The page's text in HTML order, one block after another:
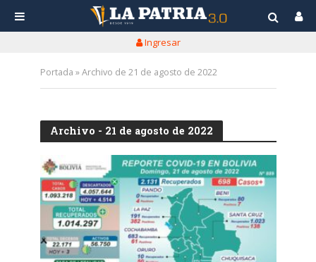
Ingresar
Portada »Archivo de 21 de agosto de 2022
Archivo - 21 de agosto de 2022